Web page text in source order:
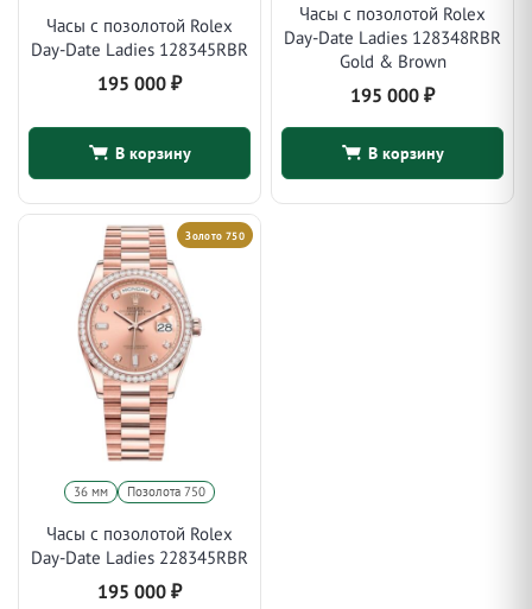
Часы с позолотой Rolex
Day-Date Ladies 128345RBR
195 000 ₽
В корзину
Часы с позолотой Rolex
Day-Date Ladies 128348RBR
Gold & Brown
195 000 ₽
В корзину
Золото 750
36 мм Позолота 750
Часы с позолотой Rolex
Day-Date Ladies 228345RBR
195 000 ₽